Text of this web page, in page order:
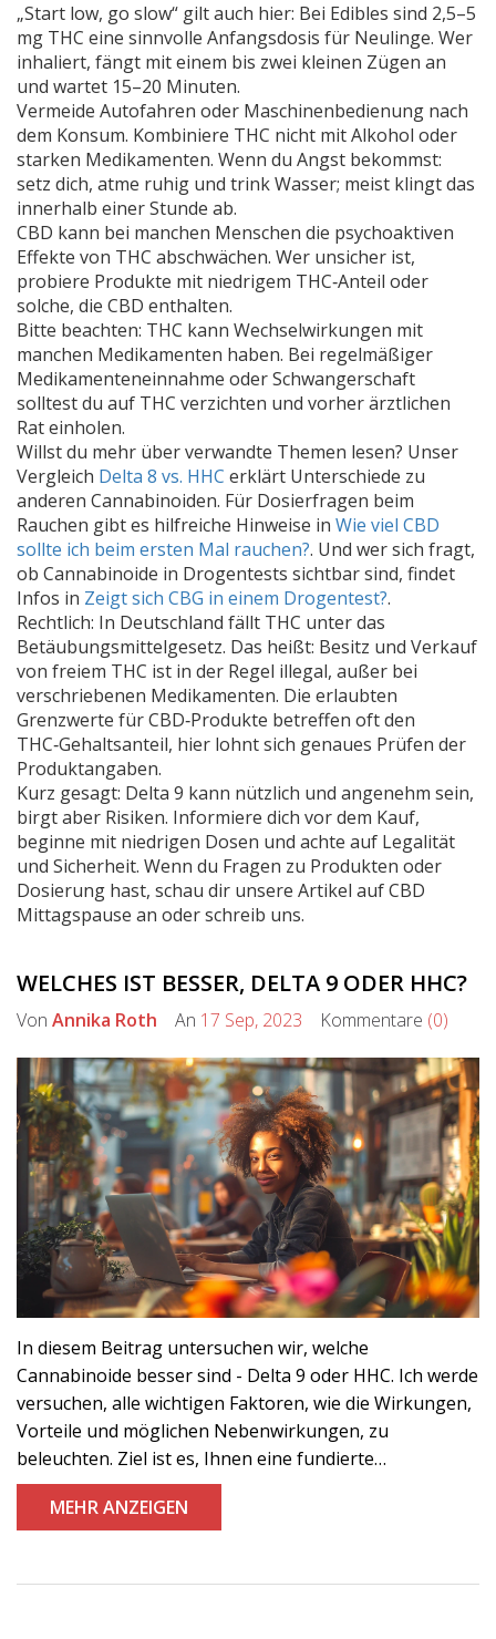
„Start low, go slow“ gilt auch hier: Bei Edibles sind 2,5–5
mg THC eine sinnvolle Anfangsdosis für Neulinge. Wer
inhaliert, fängt mit einem bis zwei kleinen Zügen an
und wartet 15–20 Minuten.
Vermeide Autofahren oder Maschinenbedienung nach
dem Konsum. Kombiniere THC nicht mit Alkohol oder
starken Medikamenten. Wenn du Angst bekommst:
setz dich, atme ruhig und trink Wasser; meist klingt das
innerhalb einer Stunde ab.
CBD kann bei manchen Menschen die psychoaktiven
Effekte von THC abschwächen. Wer unsicher ist,
probiere Produkte mit niedrigem THC‑Anteil oder
solche, die CBD enthalten.
Bitte beachten: THC kann Wechselwirkungen mit
manchen Medikamenten haben. Bei regelmäßiger
Medikamenteneinnahme oder Schwangerschaft
solltest du auf THC verzichten und vorher ärztlichen
Rat einholen.
Willst du mehr über verwandte Themen lesen? Unser
Vergleich Delta 8 vs. HHC erklärt Unterschiede zu
anderen Cannabinoiden. Für Dosierfragen beim
Rauchen gibt es hilfreiche Hinweise in Wie viel CBD
sollte ich beim ersten Mal rauchen?. Und wer sich fragt,
ob Cannabinoide in Drogentests sichtbar sind, findet
Infos in Zeigt sich CBG in einem Drogentest?.
Rechtlich: In Deutschland fällt THC unter das
Betäubungsmittelgesetz. Das heißt: Besitz und Verkauf
von freiem THC ist in der Regel illegal, außer bei
verschriebenen Medikamenten. Die erlaubten
Grenzwerte für CBD‑Produkte betreffen oft den
THC‑Gehaltsanteil, hier lohnt sich genaues Prüfen der
Produktangaben.
Kurz gesagt: Delta 9 kann nützlich und angenehm sein,
birgt aber Risiken. Informiere dich vor dem Kauf,
beginne mit niedrigen Dosen und achte auf Legalität
und Sicherheit. Wenn du Fragen zu Produkten oder
Dosierung hast, schau dir unsere Artikel auf CBD
Mittagspause an oder schreib uns.
WELCHES IST BESSER, DELTA 9 ODER HHC?
Von Annika Roth An 17 Sep, 2023 Kommentare (0)
In diesem Beitrag untersuchen wir, welche
Cannabinoide besser sind - Delta 9 oder HHC. Ich werde
versuchen, alle wichtigen Faktoren, wie die Wirkungen,
Vorteile und möglichen Nebenwirkungen, zu
beleuchten. Ziel ist es, Ihnen eine fundierte
Entscheidung zu ermöglichen. Denken Sie immer daran,
dass die Wirkung von Cannabinoiden auf jede Person
MEHR ANZEIGEN